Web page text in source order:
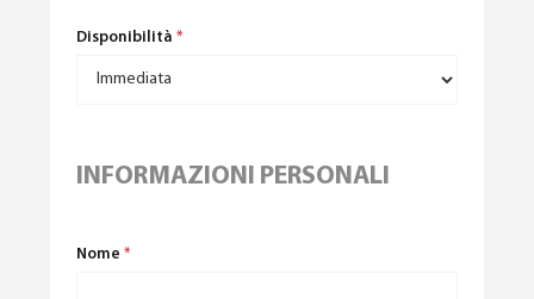
Disponibilità *
INFORMAZIONI PERSONALI
Nome *